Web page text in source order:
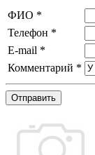
ФИО *
Телефон *
E-mail *
Комментарий *
Отправить